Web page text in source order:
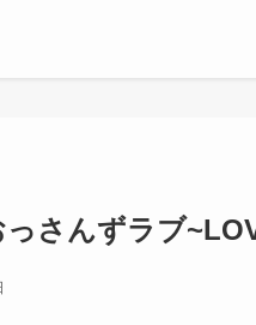
っさんずラブ